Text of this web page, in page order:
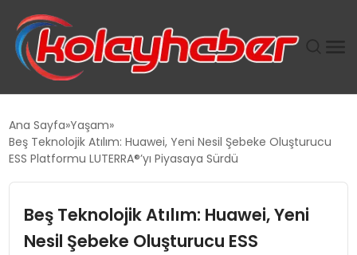
SUWEN’IN İSTIHDAM MODELI EKONOMIDE KADIN
TANYER YAPI ZEMIN MÜHENDISLIĞINDE HEDEF
BÜYÜTTÜ
Ana Sayfa Yaşam
Beş Teknolojik Atılım: Huawei, Yeni Nesil Şebeke Oluşturucu
ESS Platformu LUTERRA®’yı Piyasaya Sürdü
Beş Teknolojik Atılım: Huawei, Yeni
Nesil Şebeke Oluşturucu ESS